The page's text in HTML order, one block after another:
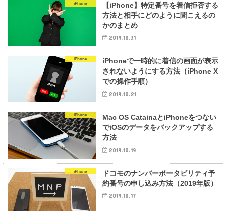
iPhone
【iPhone】特定番号を着信拒否する
方法と相手にどのように聞こえるの
かのまとめ
2019.10.31
iPhone
iPhoneで一時的に着信の画面が表示
されないようにする方法（iPhone X
での操作手順）
2019.10.21
iPhone
Mac OS CatainaとiPhoneをつない
でiOSのデータをバックアップする
方法
2019.10.19
iPhone
ドコモのナンバーポータビリティ予
約番号の申し込み方法（2019年版）
2019.10.17